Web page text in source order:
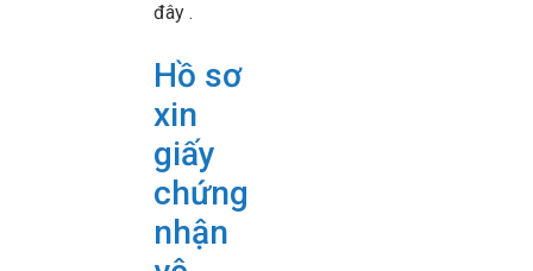
đây .
Hồ sơ
xin
giấy
chứng
nhận